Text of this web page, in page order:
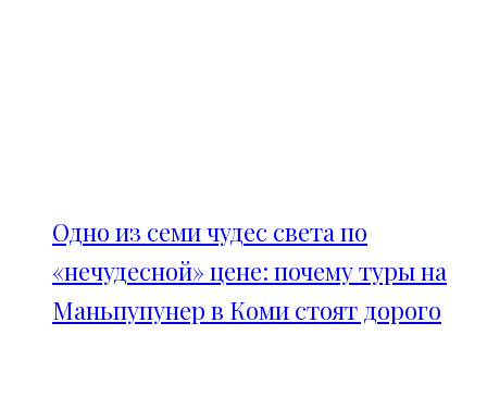
Одно из семи чудес света по
«нечудесной» цене: почему туры на
Маньпупунер в Коми стоят дорого